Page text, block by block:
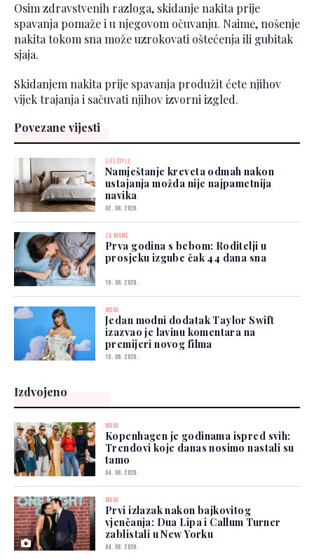
Osim zdravstvenih razloga, skidanje nakita prije
spavanja pomaže i u njegovom očuvanju. Naime, nošenje
nakita tokom sna može uzrokovati oštećenja ili gubitak
sjaja.
Skidanjem nakita prije spavanja produžit ćete njihov
vijek trajanja i sačuvati njihov izvorni izgled.
Povezane vijesti
LIFESTYLE
Namještanje kreveta odmah nakon
ustajanja možda nije najpametnija
navika
02. 08. 2026.
ZA MAME
Prva godina s bebom: Roditelji u
prosjeku izgube čak 44 dana sna
16. 06. 2026.
MODA
Jedan modni dodatak Taylor Swift
izazvao je lavinu komentara na
premijeri novog filma
10. 06. 2026.
Izdvojeno
MODA
Kopenhagen je godinama ispred svih:
Trendovi koje danas nosimo nastali su
tamo
04. 08. 2026.
MODA
Prvi izlazak nakon bajkovitog
vjenčanja: Dua Lipa i Callum Turner
zablistali u New Yorku
04. 08. 2026.